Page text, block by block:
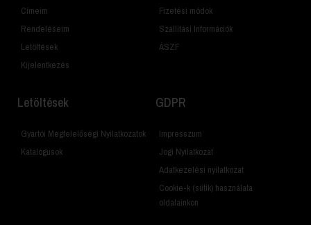
Címeim
Rendeléseim
Letöltések
Kijelentkezés
Fizetési módok
Szállítási Információk
ÁSZF
Letöltések
Gyártói Megfelelőségi Nyilatkozatok
Katalógusok
GDPR
Impresszum
Jogi Nyilatkozat
Adatkezelési nyilatkozat
Cookie-k (sütik) használata
oldalainkon